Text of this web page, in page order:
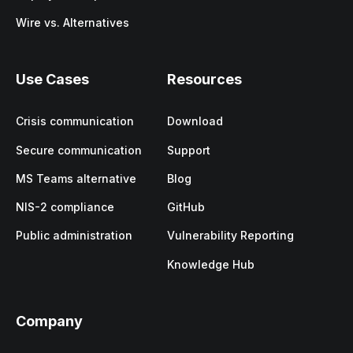
Wire vs. Alternatives
Use Cases
Crisis communication
Secure communication
MS Teams alternative
NIS-2 compliance
Public administration
Resources
Download
Support
Blog
GitHub
Vulnerability Reporting
Knowledge Hub
Company